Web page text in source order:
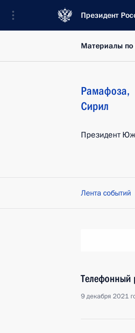
Президент
Материалы по
Рамафоза,
Сирил
Президент
Лента событий
Телефонный
9 декабря 2021